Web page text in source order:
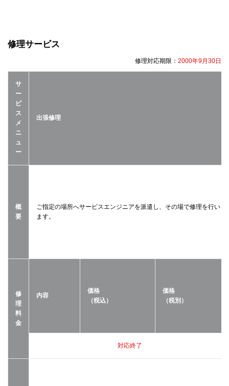
修理サービス
修理対応期限： 2000年9月30日
サ
ー
ビ
ス
メ
ニ
ュ
ー
出張修理
概
要
ご指定の場所へサービスエンジニアを派遣し、その場で修理を行い
ます。
修
理
料
金
内容
価格
（税込）
価格
（税別）
対応終了